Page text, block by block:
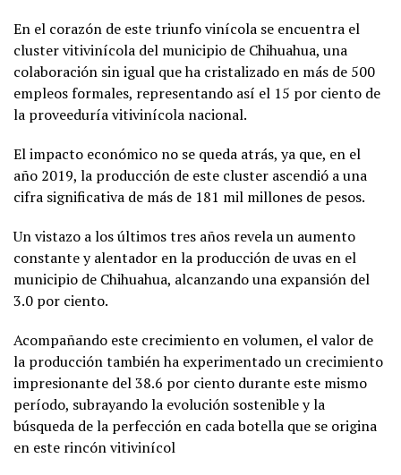
En el corazón de este triunfo vinícola se encuentra el
cluster vitivinícola del municipio de Chihuahua, una
colaboración sin igual que ha cristalizado en más de 500
empleos formales, representando así el 15 por ciento de
la proveeduría vitivinícola nacional.
El impacto económico no se queda atrás, ya que, en el
año 2019, la producción de este cluster ascendió a una
cifra significativa de más de 181 mil millones de pesos.
Un vistazo a los últimos tres años revela un aumento
constante y alentador en la producción de uvas en el
municipio de Chihuahua, alcanzando una expansión del
3.0 por ciento.
Acompañando este crecimiento en volumen, el valor de
la producción también ha experimentado un crecimiento
impresionante del 38.6 por ciento durante este mismo
período, subrayando la evolución sostenible y la
búsqueda de la perfección en cada botella que se origina
en este rincón vitivinícol